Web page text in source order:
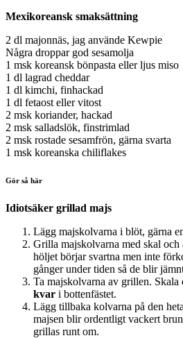
Mexikoreansk smaksättning
2 dl majonnäs, jag använde Kewpie
Några droppar god sesamolja
1 msk koreansk bönpasta eller ljus miso
1 dl lagrad cheddar
1 dl kimchi, finhackad
1 dl fetaost eller vitost
2 msk koriander, hackad
2 msk salladslök, finstrimlad
2 msk rostade sesamfrön, gärna svarta
1 msk koreanska chiliflakes
Gör så här
Idiotsäker grillad majs
Lägg majskolvarna i blöt, gärna
Grilla majskolvarna med skal
höljet börjar svartna men inte
gånger under tiden så de blir
Ta majskolvarna av grillen. Skala
kvar i bottenfästet.
Lägg tillbaka kolvarna på den
majsen blir ordentligt vackert
grillas runt om.